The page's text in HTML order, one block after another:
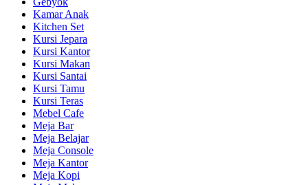
Kamar Anak
Kitchen Set
Kursi Jepara
Kursi Kantor
Kursi Makan
Kursi Santai
Kursi Tamu
Kursi Teras
Mebel Cafe
Meja Bar
Meja Belajar
Meja Console
Meja Kantor
Meja Kopi